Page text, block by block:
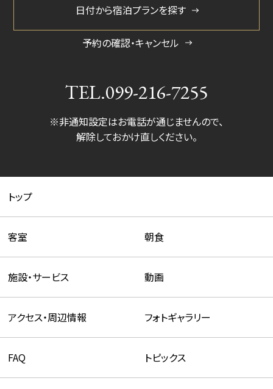
日付から宿泊プランを探す
予約の確認・キャンセル
TEL.099-216-7255
※非通知設定はお電話が通じませんので、
解除しておかけ直しください。
トップ
客室 朝食
施設・サービス 動画
アクセス・周辺情報 フォトギャラリー
FAQ トピックス